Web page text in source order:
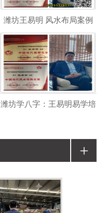
潍坊王易明 风水布局案例
潍坊学八字：王易明易学培
+